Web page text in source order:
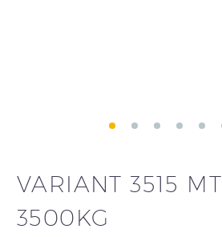
VARIANT 3515 MT
3500KG